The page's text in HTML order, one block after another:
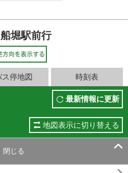
堀駅前行
ス停地図 時刻表
最新情報に更新
地図表示に切り替える
閉じる 